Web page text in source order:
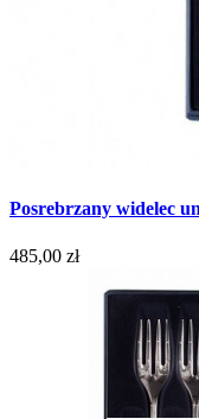
Posrebrzany widelec
485,00 zł